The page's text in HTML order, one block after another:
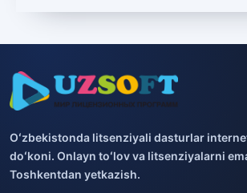
Oʻzbekistonda litsenziyali dasturlar
doʻkoni. Onlayn toʻlov va litsenziyalarni
Toshkentdan yetkazish.